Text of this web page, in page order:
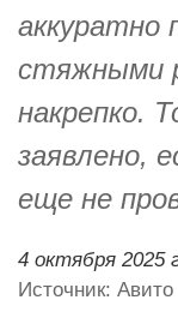
аккуратно
стяжными
накрепко.
заявлено,
еще не
4 октября 2025
Источник: Авито